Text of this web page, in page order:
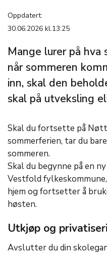
Oppdatert:
30.06.2026 kl.13:25
Mange lurer på hva
når sommeren
inn, skal den
skal på utveksling
Skal du fortsette på
sommerferien, tar du
sommeren.
Skal du begynne på en
Vestfold
hjem og fortsetter å
høsten.
Utkjøp og
Avslutter du din